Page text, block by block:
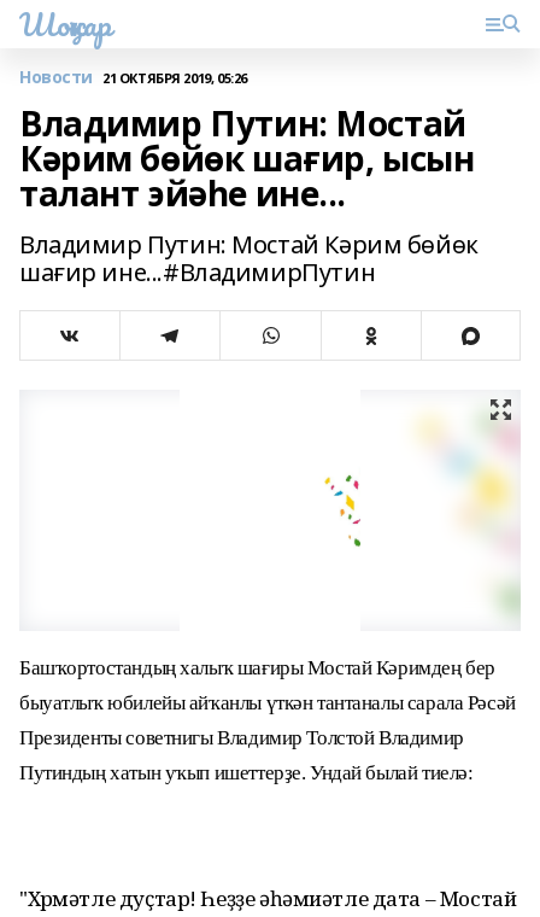
Шоңҡар
Новости 21 ОКТЯБРЯ 2019, 05:26
Владимир Путин: Мостай
Кәрим бөйөк шағир, ысын
талант эйәһе ине...
Владимир Путин: Мостай Кәрим бөйөк
шағир ине...#ВладимирПутин
Башҡортостандың халыҡ шағиры Мостай Кәримдең бер
быуатлыҡ юбилейы айҡанлы үткән тантаналы сарала Рәсәй
Президенты советнигы Владимир Толстой Владимир
Путиндың хатын уҡып ишеттерҙе. Ундай былай тиелә:
"Хөрмәтле дуҫтар! Һеҙҙе әһәмиәтле дата – Мостай